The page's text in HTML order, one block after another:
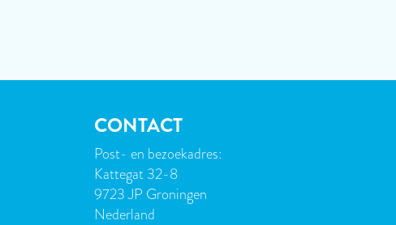
CONTACT
Post- en bezoekadres:
Kattegat 32-8
9723 JP Groningen
Nederland